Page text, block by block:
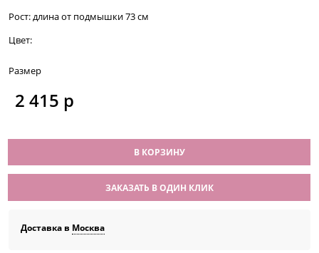
Рост:длина от подмышки 73 см
Цвет:
Размер
2 415 р
В КОРЗИНУ
ЗАКАЗАТЬ В ОДИН КЛИК
Доставка в Москва